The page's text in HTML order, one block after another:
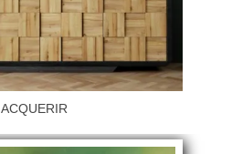
ACQUERIR